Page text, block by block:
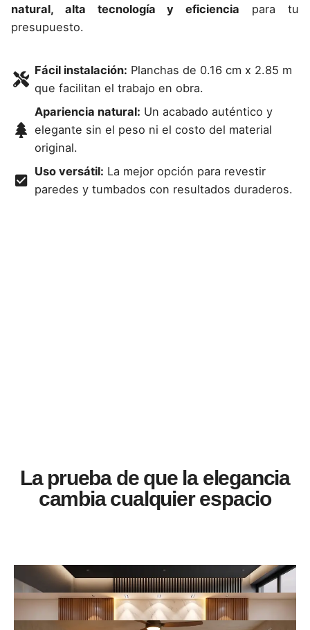
natural, alta tecnología y eficiencia para tu
presupuesto.
Fácil instalación: Planchas de 0.16 cm x 2.85 m
que facilitan el trabajo en obra.
Apariencia natural: Un acabado auténtico y
elegante sin el peso ni el costo del material
original.
Uso versátil: La mejor opción para revestir
paredes y tumbados con resultados duraderos.
La prueba de que la elegancia
cambia cualquier espacio